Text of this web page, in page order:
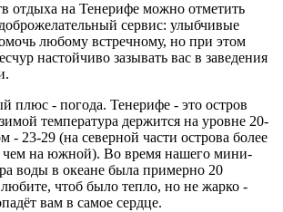
отдыха на Тенерифе можно отметить
сервис: улыбчивые
любому встречному, но при этом
настойчиво зазывать вас в заведения
плюс - погода. Тенерифе - это остров
температура держится на уровне 20-
- 23-29 (на северной части острова более
чем на южной). Во время нашего мини-
воды в океане была примерно 20
чтоб было тепло, но не жарко -
вам в самое сердце.